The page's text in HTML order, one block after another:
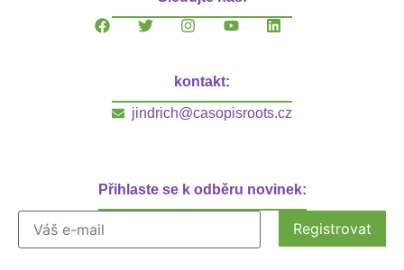
kontakt:
jindrich@casopisroots.cz
Přihlaste se k odběru novinek: